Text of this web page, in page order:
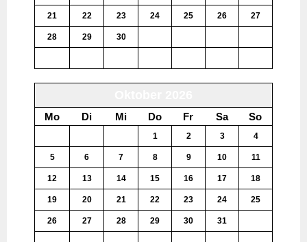
21 22 23 24 25 26 27
28 29 30
Mo Di Mi Do Fr Sa So
1 2 3 4
5 6 7 8 9 10 11
12 13 14 15 16 17 18
19 20 21 22 23 24 25
26 27 28 29 30 31